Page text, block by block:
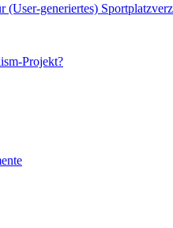
generiertes)
Projekt?